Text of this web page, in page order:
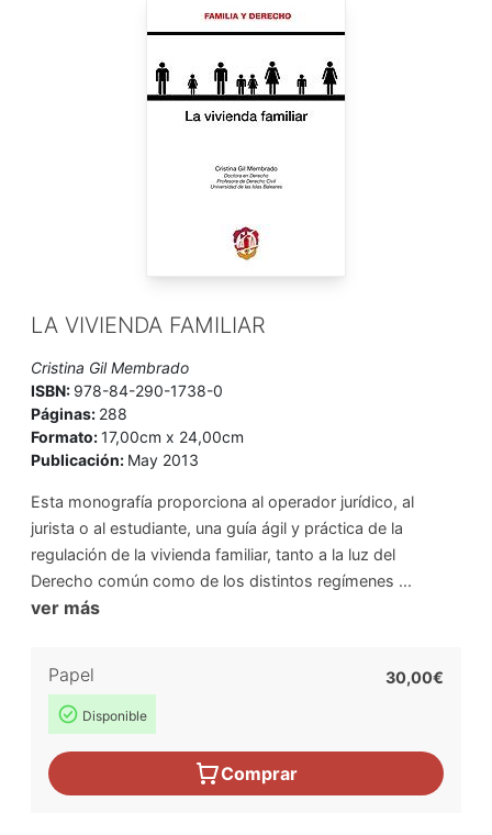
LA VIVIENDA FAMILIAR
Cristina Gil Membrado
ISBN: 978-84-290-1738-0
Páginas: 288
Formato:17,00cm x 24,00cm
Publicación: May 2013
Esta monografía proporciona al operador jurídico, al
jurista o al estudiante, una guía ágil y práctica de la
regulación de la vivienda familiar, tanto a la luz del
Derecho común como de los distintos regímenes ...
ver más
Papel
Disponible
30,00€
Comprar